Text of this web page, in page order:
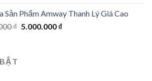
Sản Phẩm Amway Thanh Lý Giá Cao
₫ Original
5.000.000 ₫Current